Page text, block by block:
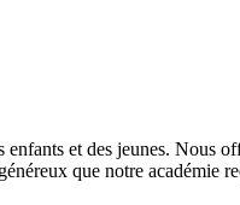
et des jeunes. Nous
que notre académie